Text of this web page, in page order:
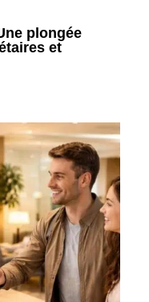
plongée
et